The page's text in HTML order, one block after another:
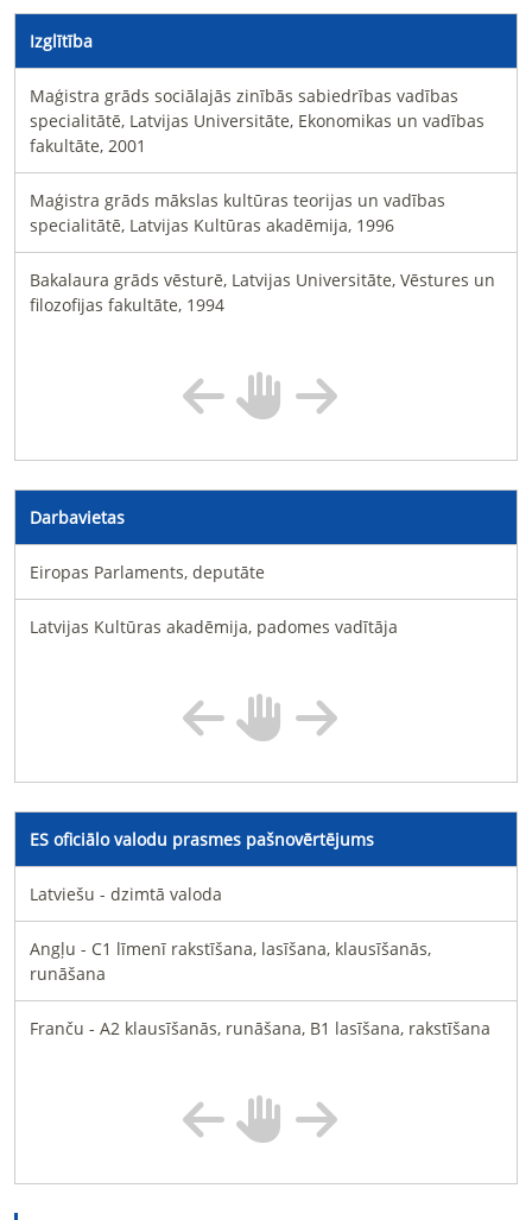
Izglītība
Maģistra grāds sociālajās zinībās sabiedrības vadības
specialitātē, Latvijas Universitāte, Ekonomikas un vadības
fakultāte, 2001
Maģistra grāds mākslas kultūras teorijas un vadības
specialitātē, Latvijas Kultūras akadēmija, 1996
Bakalaura grāds vēsturē, Latvijas Universitāte, Vēstures un
filozofijas fakultāte, 1994
Darbavietas
Eiropas Parlaments, deputāte
Latvijas Kultūras akadēmija, padomes vadītāja
ES oficiālo valodu prasmes pašnovērtējums
Latviešu - dzimtā valoda
Angļu - C1 līmenī rakstīšana, lasīšana, klausīšanās,
runāšana
Franču - A2 klausīšanās, runāšana, B1 lasīšana, rakstīšana